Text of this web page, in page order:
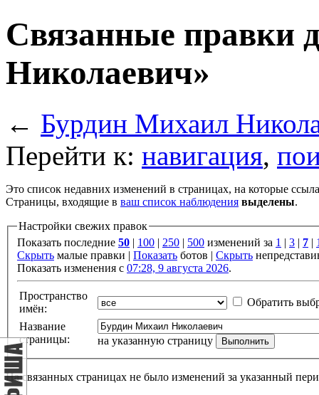
Связанные правки
Николаевич»
← Бурдин Михаил
Перейти к: навигация,
Это список недавних изменений в страницах, на которые
Страницы, входящие в ваш список наблюдения выделены.
Настройки свежих правок
Показать последние 50 100 250 500 изменений за 1 3 7
Скрыть малые правки | Показать ботов | Скрыть
Показать изменения с 07:28, 9 августа 2026.
Пространство
имён:
Обратить
Название
страницы:
на указанную страницу
На связанных страницах не было изменений за указанный